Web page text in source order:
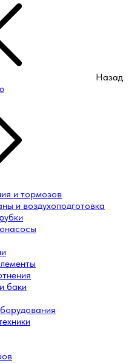
Назад
и тормозов
и воздухоподготовка
баки